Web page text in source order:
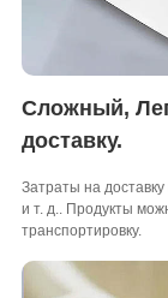
Сложный,
доставку.
Затраты на
и т. д.. Продукты
транспортировку.